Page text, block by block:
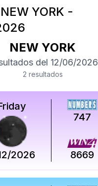
NEW YORK -
NEW YORK
del 12/06/2026
2 resultados
2026
747
8669